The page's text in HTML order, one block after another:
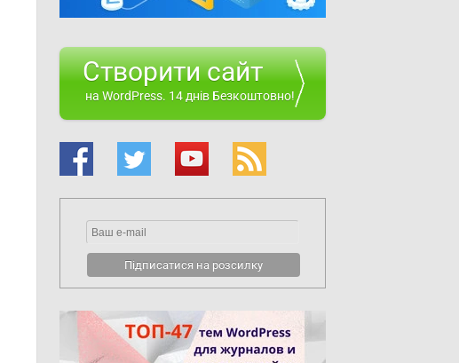
Створити сайт
на WordPress. 14 днів Безкоштовно!